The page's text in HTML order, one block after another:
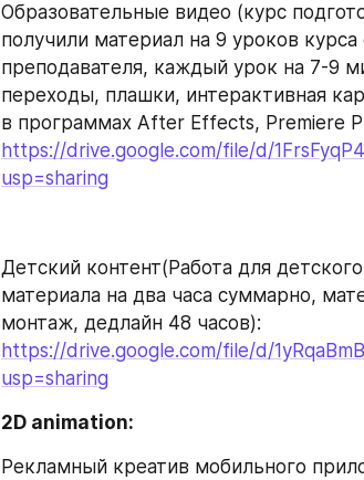
Образовательные видео (курс
получили материал на 9 уроков
преподавателя, каждый урок на 7-9
переходы, плашки, интерактивная
в программах After Effects, Premiere
https://drive.google.com/file/d/
usp=sharing
Детский контент(Работа для
материала на два часа суммарно,
монтаж, дедлайн 48 часов):
https://drive.google.com/file/d/
usp=sharing
2D animation:
Рекламный креатив мобильного